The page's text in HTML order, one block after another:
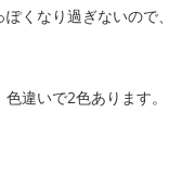
ぽくなり過ぎないので
違いで2色あります。